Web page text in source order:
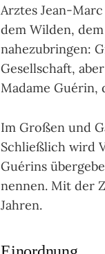
Arztes Jean-
dem Wilden,
nahezubringen:
Gesellschaft,
Madame Guérin,
Im Großen und
Schließlich wird
Guérins
nennen. Mit der
Jahren.